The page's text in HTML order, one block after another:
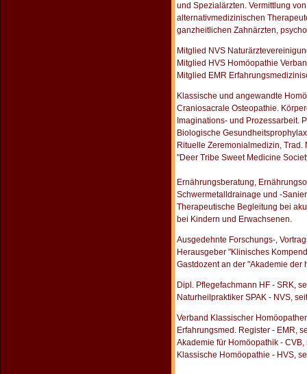
und Spezialärzten. Vermittlung
alternativmedizinischen
ganzheitlichen Zahnärzten,
Mitglied NVS
Mitglied HVS Homöopathie
Mitglied EMR
Klassische und angewandte
Craniosacrale Osteopathie.
Imaginations- und Prozessarbeit.
Biologische
Rituelle Zeremonialmedizin, Trad.
"Deer Tribe Sweet Medicine
Ernährungsberatung,
Schwermetalldrainage und -
Therapeutische Begleitung bei
bei Kindern und Erwachsenen.
Ausgedehnte Forschungs-,
Herausgeber "Klinisches
Gastdozent an der "Akademie der
Dipl. Pflegefachmann HF - SRK,
Naturheilpraktiker SPAK - NVS,
Verband Klassischer
Erfahrungsmed. Register - EMR,
Akademie für Homöopathik - CVB,
Klassische Homöopathie - HVS,